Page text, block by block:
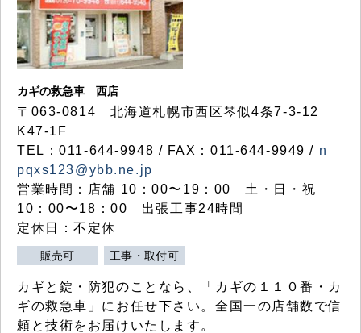
カギの救急車 西店
〒063-0814 北海道札幌市西区琴似4条7-3-12
K47-1F
TEL：011-644-9948 / FAX：011-644-9949 / n
pqxs123@ybb.ne.jp
営業時間：店舗 10：00〜19：00 土・日・祝
10：00〜18：00 出張工事24時間
定休日：不定休
販売可 工事・取付可
カギと錠・防犯のことなら、「カギの１１０番・カ
ギの救急車」にお任せ下さい。全国一の店舗数で信
頼と技術をお届けいたします。